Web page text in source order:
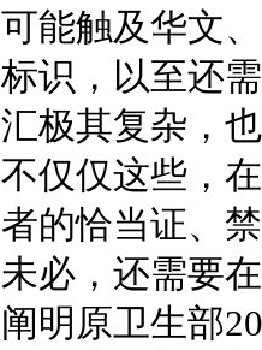
可能触及华文
标识，以至还
汇极其复杂，
不仅仅这些，
者的恰当证、
未必，还需要
阐明原卫生部